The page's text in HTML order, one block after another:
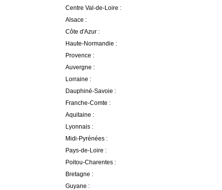
Centre Val-de-Loire :
Alsace :
Côte d'Azur :
Haute-Normandie :
Provence :
Auvergne :
Lorraine :
Dauphiné-Savoie :
Franche-Comte :
Aquitaine :
Lyonnais :
Midi-Pyrénées :
Pays-de-Loire :
Poitou-Charentes :
Bretagne :
Guyane :